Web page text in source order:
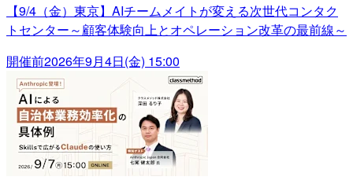
【9/4（金）東京】AIチームメイトが変える次世代コンタク
トセンター～顧客体験向上とオペレーション改革の最前線～
開催前2026年9月4日(金) 15:00